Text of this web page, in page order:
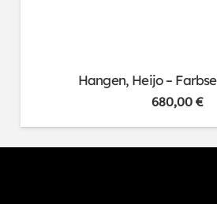
Hangen, Heijo –
680,00€